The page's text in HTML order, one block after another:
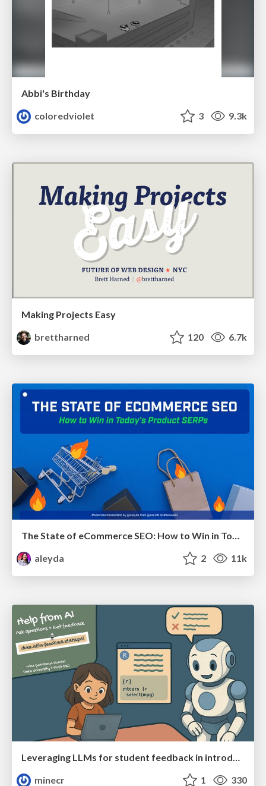
Abbi's Birthday
coloredviolet
3 9.3k
Making Projects Easy
brettharned
120 6.7k
The State of eCommerce SEO: How to Win in Today's Products SERPs - #SEOweek
aleyda
2 11k
Leveraging LLMs for student feedback in introductory data science courses - posit::conf(2025)
minecr
1 330